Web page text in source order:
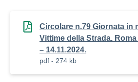
Circolare n.79 Giornata in
Vittime della Strada.
– 14.11.2024.
pdf - 274 kb